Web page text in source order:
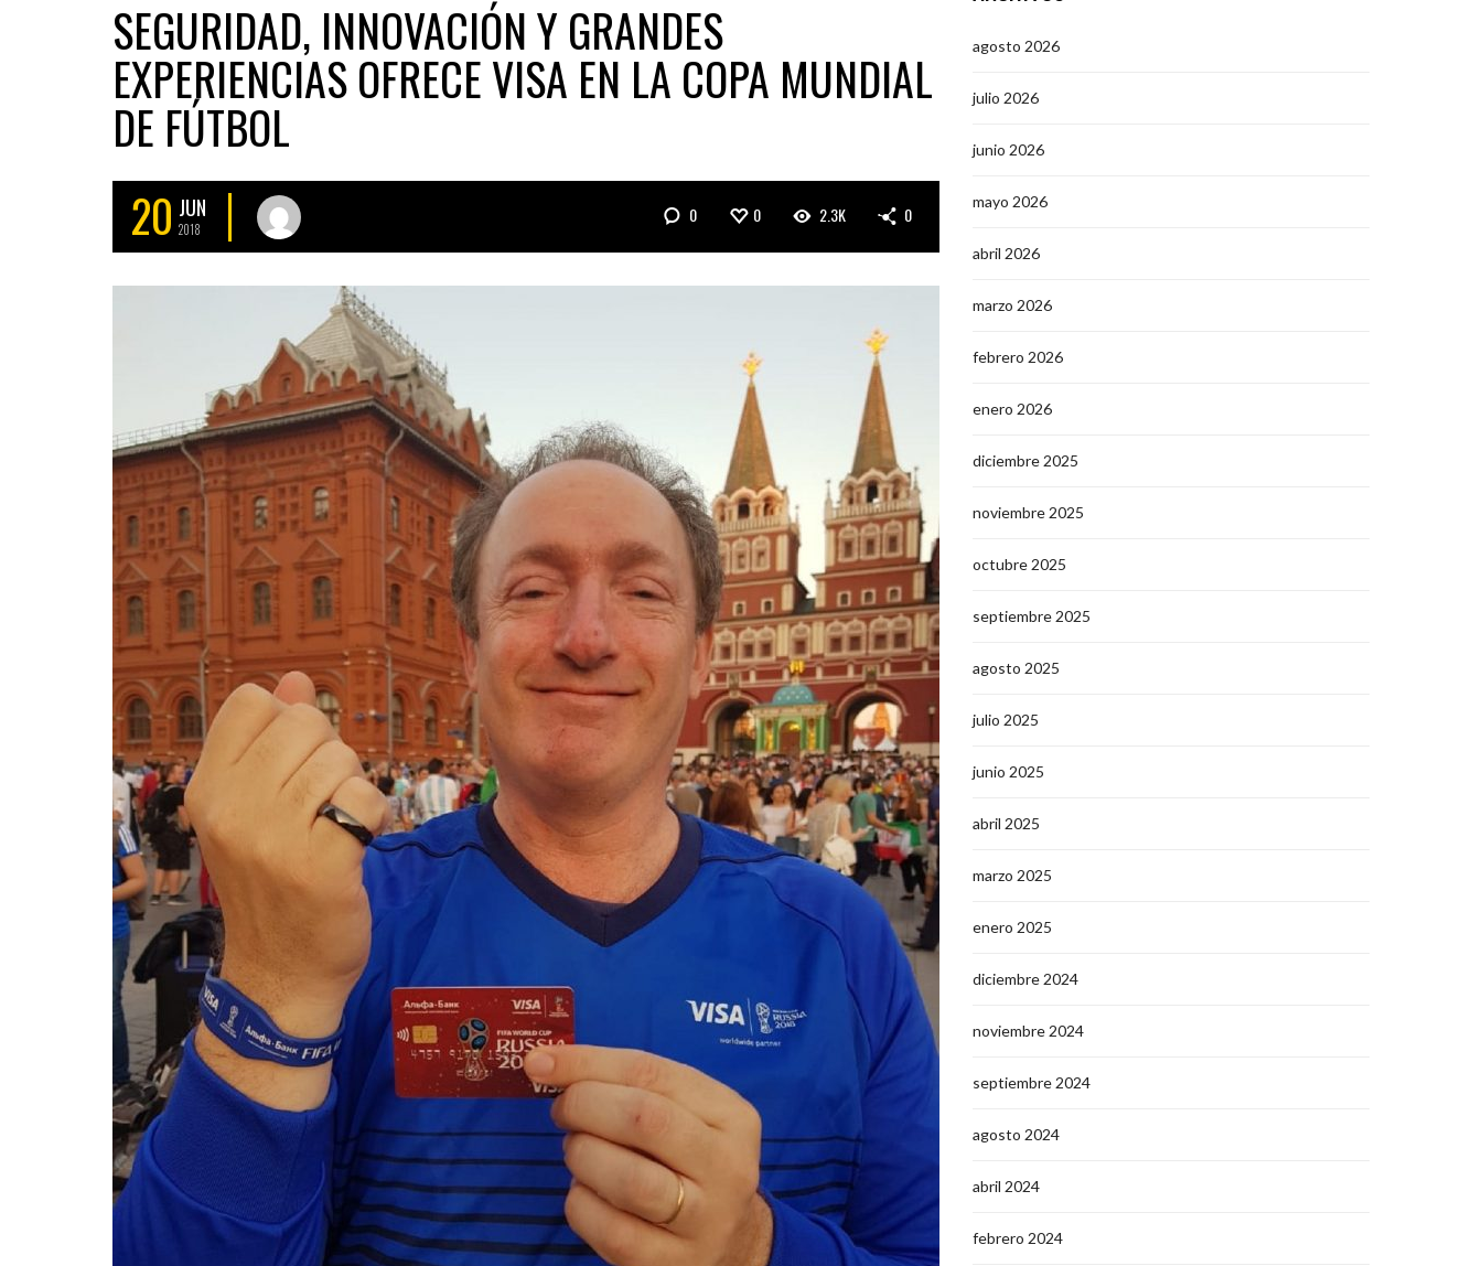
SEGURIDAD, INNOVACIÓN Y GRANDES
EXPERIENCIAS OFRECE VISA EN LA COPA MUNDIAL
DE FÚTBOL
20 JUN
2018
0 0 2.3K 0
agosto 2026
julio 2026
junio 2026
mayo 2026
abril 2026
marzo 2026
febrero 2026
enero 2026
diciembre 2025
noviembre 2025
octubre 2025
septiembre 2025
agosto 2025
julio 2025
junio 2025
abril 2025
marzo 2025
enero 2025
diciembre 2024
noviembre 2024
septiembre 2024
agosto 2024
abril 2024
febrero 2024